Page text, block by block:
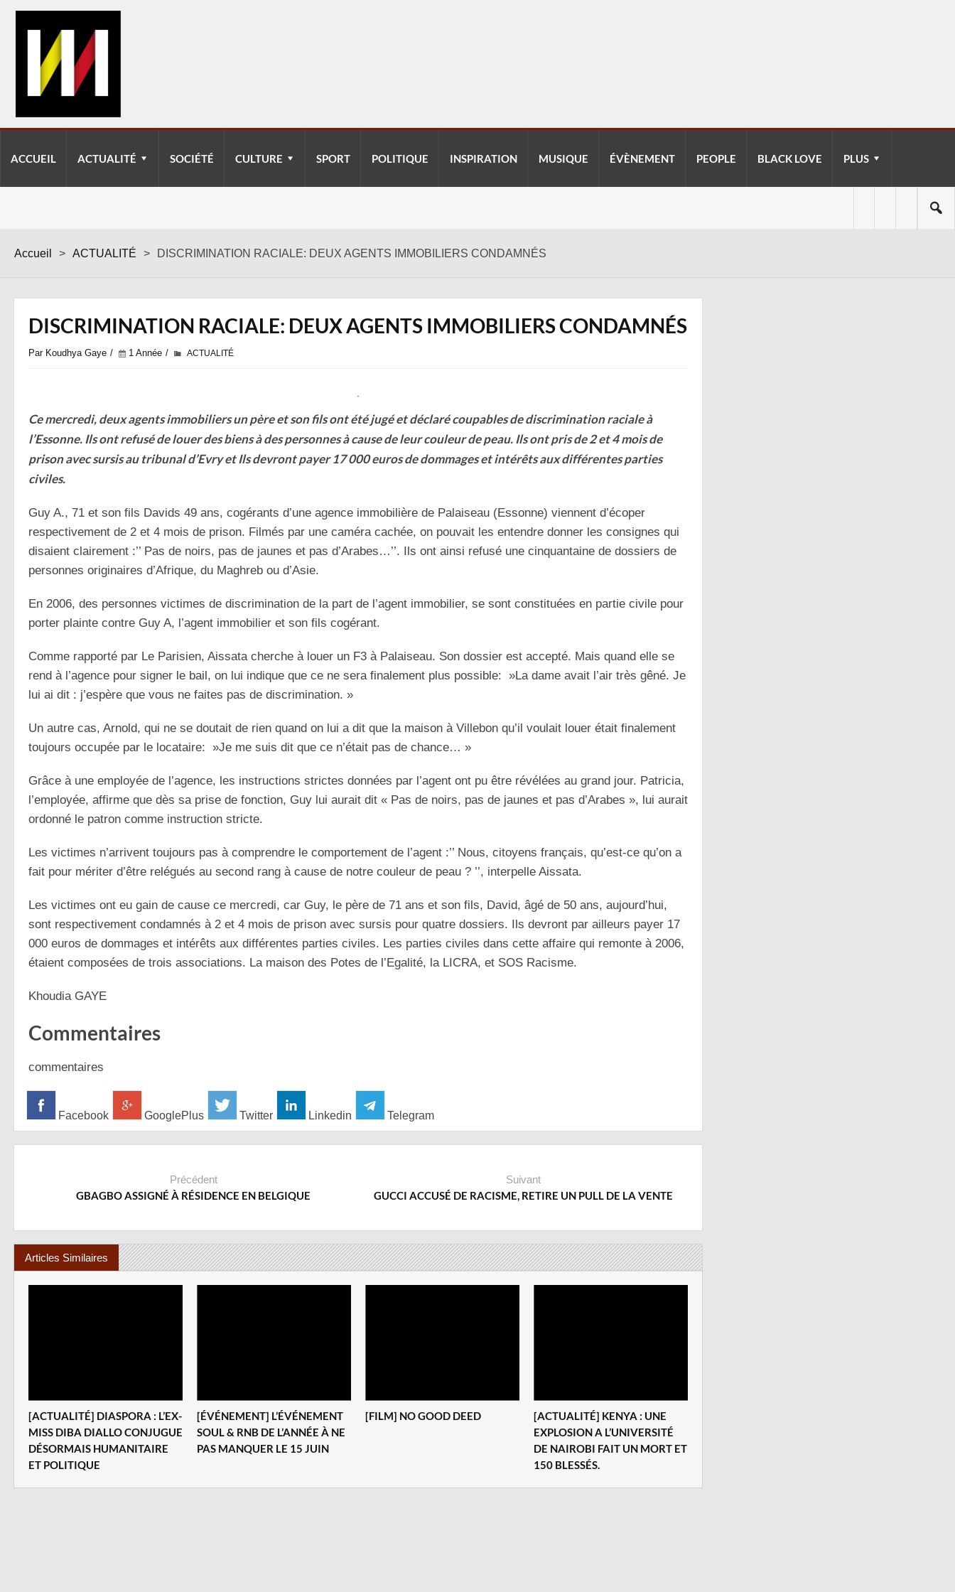
ACCUEIL ACTUALITÉ SOCIÉTÉ CULTURE SPORT POLITIQUE INSPIRATION MUSIQUE ÉVÈNEMENT PEOPLE BLACK LOVE PLUS
Accueil > ACTUALITÉ > DISCRIMINATION RACIALE: DEUX AGENTS IMMOBILIERS CONDAMNÉS
DISCRIMINATION RACIALE: DEUX AGENTS IMMOBILIERS CONDAMNÉS
Par Koudhya Gaye 1 Année ACTUALITÉ
Ce mercredi, deux agents immobiliers un père et son fils ont été jugé et déclaré coupables de discrimination raciale à
l’Essonne. Ils ont refusé de louer des biens à des personnes à cause de leur couleur de peau. Ils ont pris de 2 et 4 mois de
prison avec sursis au tribunal d’Evry et Ils devront payer 17 000 euros de dommages et intérêts aux différentes parties
civiles.
Guy A., 71 et son fils Davids 49 ans, cogérants d’une agence immobilière de Palaiseau (Essonne) viennent d’écoper
respectivement de 2 et 4 mois de prison. Filmés par une caméra cachée, on pouvait les entendre donner les consignes qui
disaient clairement :’’ Pas de noirs, pas de jaunes et pas d’Arabes…’’. Ils ont ainsi refusé une cinquantaine de dossiers de
personnes originaires d’Afrique, du Maghreb ou d’Asie.
En 2006, des personnes victimes de discrimination de la part de l’agent immobilier, se sont constituées en partie civile pour
porter plainte contre Guy A, l’agent immobilier et son fils cogérant.
Comme rapporté par Le Parisien, Aissata cherche à louer un F3 à Palaiseau. Son dossier est accepté. Mais quand elle se
rend à l’agence pour signer le bail, on lui indique que ce ne sera finalement plus possible: »La dame avait l’air très gêné. Je
lui ai dit : j’espère que vous ne faites pas de discrimination. »
Un autre cas, Arnold, qui ne se doutait de rien quand on lui a dit que la maison à Villebon qu’il voulait louer était finalement
toujours occupée par le locataire: »Je me suis dit que ce n’était pas de chance… »
Grâce à une employée de l’agence, les instructions strictes données par l’agent ont pu être révélées au grand jour. Patricia,
l’employée, affirme que dès sa prise de fonction, Guy lui aurait dit « Pas de noirs, pas de jaunes et pas d’Arabes », lui aurait
ordonné le patron comme instruction stricte.
Les victimes n’arrivent toujours pas à comprendre le comportement de l’agent :’’ Nous, citoyens français, qu’est-ce qu’on a
fait pour mériter d’être relégués au second rang à cause de notre couleur de peau ? ’’, interpelle Aissata.
Les victimes ont eu gain de cause ce mercredi, car Guy, le père de 71 ans et son fils, David, âgé de 50 ans, aujourd’hui,
sont respectivement condamnés à 2 et 4 mois de prison avec sursis pour quatre dossiers. Ils devront par ailleurs payer 17
000 euros de dommages et intérêts aux différentes parties civiles. Les parties civiles dans cette affaire qui remonte à 2006,
étaient composées de trois associations. La maison des Potes de l’Egalité, la LICRA, et SOS Racisme.
Khoudia GAYE
Commentaires
commentaires
Facebook GooglePlus Twitter Linkedin Telegram
Précédent
GBAGBO ASSIGNÉ À RÉSIDENCE EN BELGIQUE
Suivant
GUCCI ACCUSÉ DE RACISME, RETIRE UN PULL DE LA VENTE
Articles Similaires
[ACTUALITÉ] DIASPORA : L’EX-
MISS DIBA DIALLO CONJUGUE
DÉSORMAIS HUMANITAIRE
ET POLITIQUE
[ÉVÉNEMENT] L’ÉVÉNEMENT
SOUL & RNB DE L’ANNÉE À NE
PAS MANQUER LE 15 JUIN
[FILM] NO GOOD DEED
[ACTUALITÉ] KENYA : UNE
EXPLOSION A L’UNIVERSITÉ
DE NAIROBI FAIT UN MORT ET
150 BLESSÉS.